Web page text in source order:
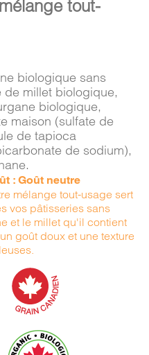
tout-
biologique sans
de millet biologique,
biologique,
maison (sulfate de
de tapioca
de sodium),
: Goût neutre
mélange tout-usage sert
vos pâtisseries sans
et le millet qu'il contient
goût doux et une texture